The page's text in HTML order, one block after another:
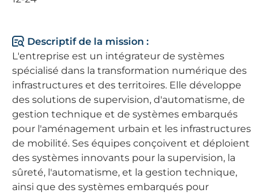
Descriptif de la mission :
L'entreprise est un intégrateur de systèmes
spécialisé dans la transformation numérique des
infrastructures et des territoires. Elle développe
des solutions de supervision, d'automatisme, de
gestion technique et de systèmes embarqués
pour l'aménagement urbain et les infrastructures
de mobilité. Ses équipes conçoivent et déploient
des systèmes innovants pour la supervision, la
sûreté, l'automatisme, et la gestion technique,
ainsi que des systèmes embarqués pour